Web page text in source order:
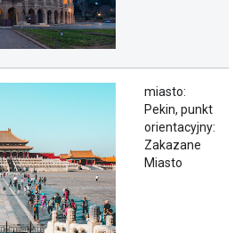
miasto:
Pekin, punkt
orientacyjny:
Zakazane
Miasto